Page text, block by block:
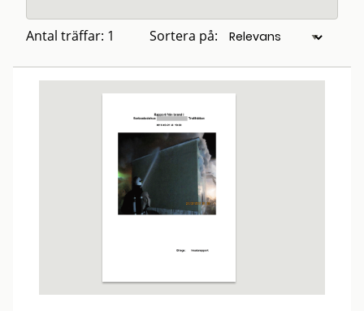
Antal träffar: 1 Sortera på: